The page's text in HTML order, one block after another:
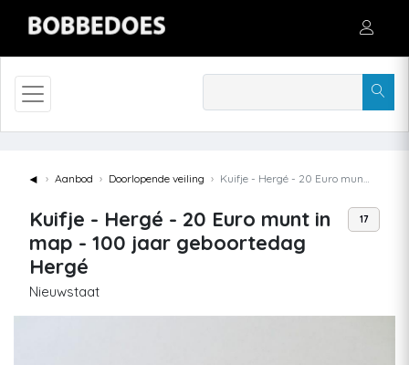
◄ Aanbod Doorlopende veiling Kuifje - Hergé - 20 Euro munt in map - 100 jaar geboortedag Hergé
Kuifje - Hergé - 20 Euro munt in
map - 100 jaar geboortedag
Hergé
Nieuwstaat
17